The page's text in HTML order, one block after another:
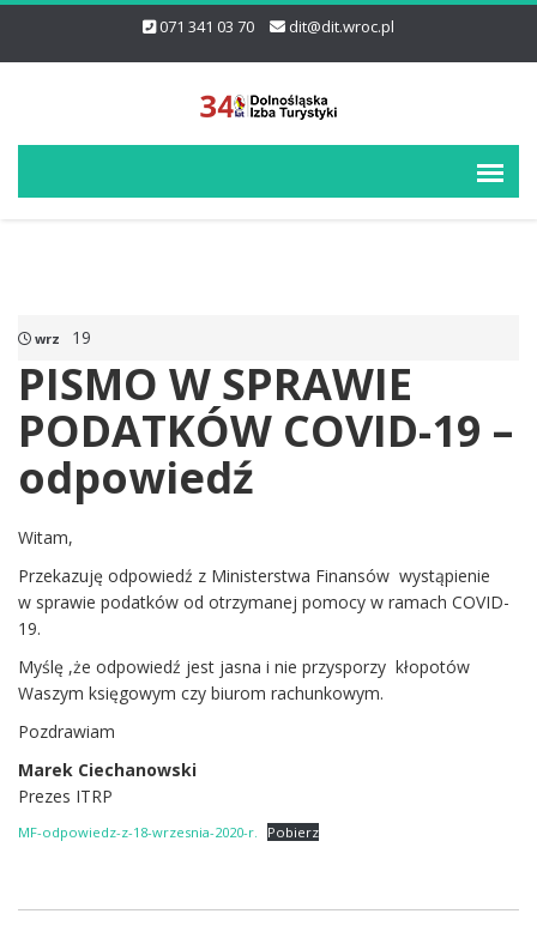
071 341 03 70 dit@dit.wroc.pl
wrz 19
PISMO W SPRAWIE
PODATKÓW COVID-19 –
odpowiedź
Witam,
Przekazuję odpowiedź z Ministerstwa Finansów wystąpienie
w sprawie podatków od otrzymanej pomocy w ramach COVID-
19.
Myślę ,że odpowiedź jest jasna i nie przysporzy kłopotów
Waszym księgowym czy biurom rachunkowym.
Pozdrawiam
Marek Ciechanowski
Prezes ITRP
MF-odpowiedz-z-18-wrzesnia-2020-r. Pobierz